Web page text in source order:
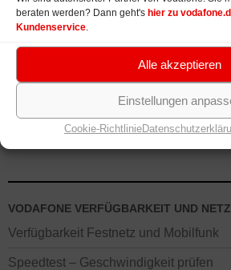
beraten werden? Dann geht's hier zu
Kundenservice.
Alle akzeptieren
Einstellungen
Cookie-Richtlinie
Datentarife Tablet / Laptop
Rabatte und Preisnachlässe
Smartphones / Handys
Tablets bei Vodafone
VODAFONE VERFÜGBARKEIT UND NETZ
Verfügbarkeit Festnetz und Mobilfunk
Speedtest – Geschwindigkeit prüfen